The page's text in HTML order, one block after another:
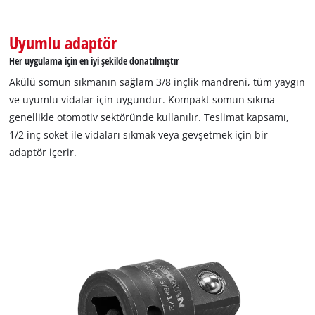
Uyumlu adaptör
Her uygulama için en iyi şekilde donatılmıştır
Akülü somun sıkmanın sağlam 3/8 inçlik mandreni, tüm yaygın
ve uyumlu vidalar için uygundur. Kompakt somun sıkma
genellikle otomotiv sektöründe kullanılır. Teslimat kapsamı,
1/2 inç soket ile vidaları sıkmak veya gevşetmek için bir
adaptör içerir.